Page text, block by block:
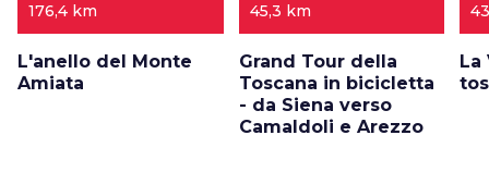
176,4 km
L'anello del Monte
Amiata
45,3 km
Grand Tour della
Toscana in bicicletta
- da Siena verso
Camaldoli e Arezzo
La